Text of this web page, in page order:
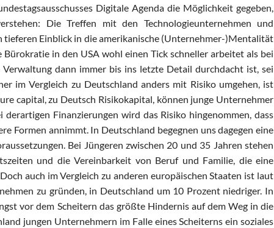
Digitale Agenda die Möglichkeit gegeben,
Die Treffen mit den Technologieunternehmen und
tieferen Einblick in die amerikanische (Unternehmer-)Mentalität
Bürokratie in den USA wohl einen Tick schneller arbeitet als bei
dann immer bis ins letzte Detail durchdacht ist, sei
im Vergleich zu Deutschland anders mit Risiko umgehen, ist
capital, zu Deutsch Risikokapital, können junge Unternehmer
derartigen Finanzierungen wird das Risiko hingenommen, dass
Formen annimmt. In Deutschland begegnen uns dagegen eine
Bei Jüngeren zwischen 20 und 35 Jahren stehen
und die Vereinbarkeit von Beruf und Familie, die eine
auch im Vergleich zu anderen europäischen Staaten ist laut
zu gründen, in Deutschland um 10 Prozent niedriger. In
vor dem Scheitern das größte Hindernis auf dem Weg in die
jungen Unternehmern im Falle eines Scheiterns ein soziales